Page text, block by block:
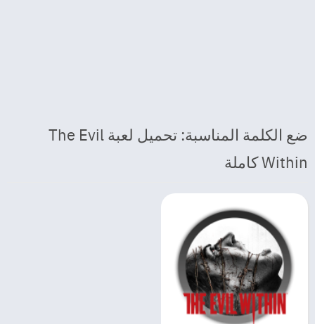
ضع الكلمة المناسبة: تحميل لعبة The Evil
Within كاملة